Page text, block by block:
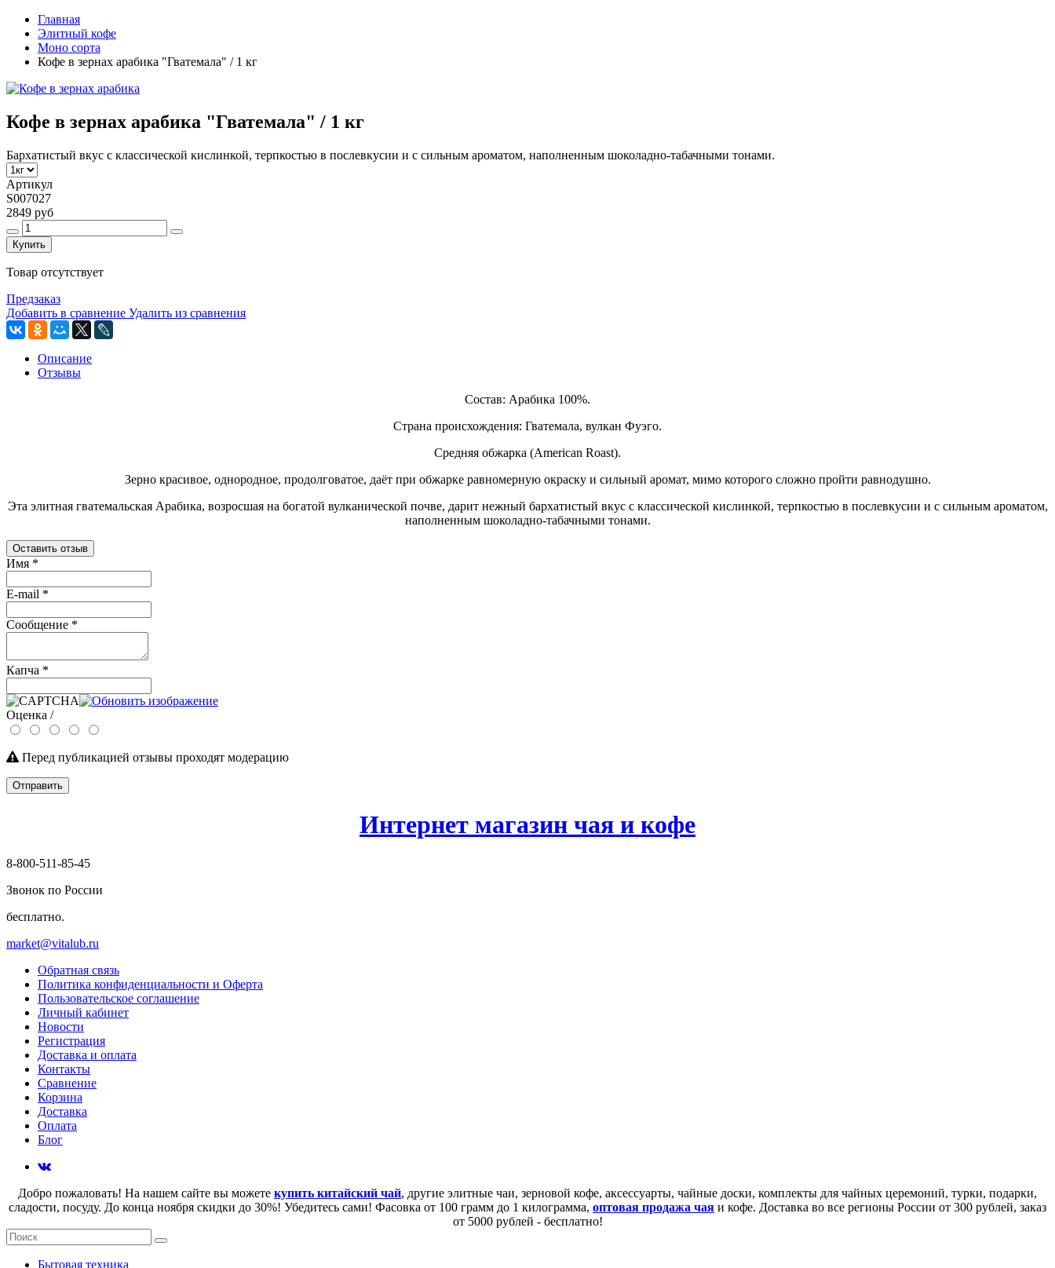
Главная
Элитный кофе
Моно сорта
Кофе в зернах арабика "Гватемала" / 1 кг
Кофе в зернах арабика "Гватемала" / 1 кг
Бархатистый вкус с классической кислинкой, терпкостью в послевкусии и с сильным ароматом, наполненным шоколадно-табачными тонами.
Артикул
S007027
2849 руб
Купить
Товар отсутствует
Предзаказ
Добавить в сравнение Удалить из сравнения
Описание
Отзывы
Состав: Арабика 100%.
Страна происхождения: Гватемала, вулкан Фуэго.
Средняя обжарка (American Roast).
Зерно красивое, однородное, продолговатое, даёт при обжарке равномерную окраску и сильный аромат, мимо которого сложно пройти равнодушно.
Эта элитная гватемальская Арабика, возросшая на богатой вулканической почве, дарит нежный бархатистый вкус с классической кислинкой, терпкостью в послевкусии и с сильным ароматом,
наполненным шоколадно-табачными тонами.
Оставить отзыв
Имя *
E-mail *
Сообщение *
Капча *
Оценка /
Перед публикацией отзывы проходят модерацию
Отправить
Интернет магазин чая и кофе
8-800-511-85-45
Звонок по России
бесплатно.
market@vitalub.ru
Обратная связь
Политика конфиденциальности и Оферта
Пользовательское соглашение
Личный кабинет
Новости
Регистрация
Доставка и оплата
Контакты
Сравнение
Корзина
Доставка
Оплата
Блог
Добро пожаловать! На нашем сайте вы можете купить китайский чай, другие элитные чаи, зерновой кофе, аксессуарты, чайные доски, комплекты для чайных церемоний, турки, подарки,
сладости, посуду. До конца ноября скидки до 30%! Убедитесь сами! Фасовка от 100 грамм до 1 килограмма, оптовая продажа чая и кофе. Доставка во все регионы России от 300 рублей, заказ
от 5000 рублей - бесплатно!
Бытовая техника